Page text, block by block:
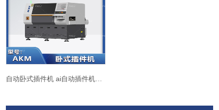
自动卧式插件机 ai自动插件机AKM